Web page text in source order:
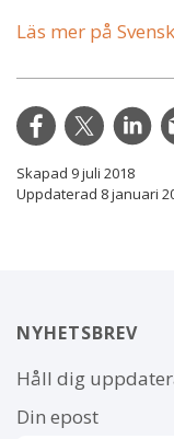
Läs mer på
Skapad 9 juli 2018
Uppdaterad 8 januari
NYHETSBREV
Håll dig
Din epost